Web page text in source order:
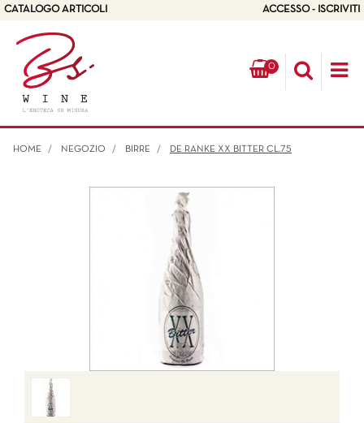
CATALOGO ARTICOLI ACCESSO - ISCRIVITI
0
HOME NEGOZIO BIRRE DE RANKE XX BITTER CL.75